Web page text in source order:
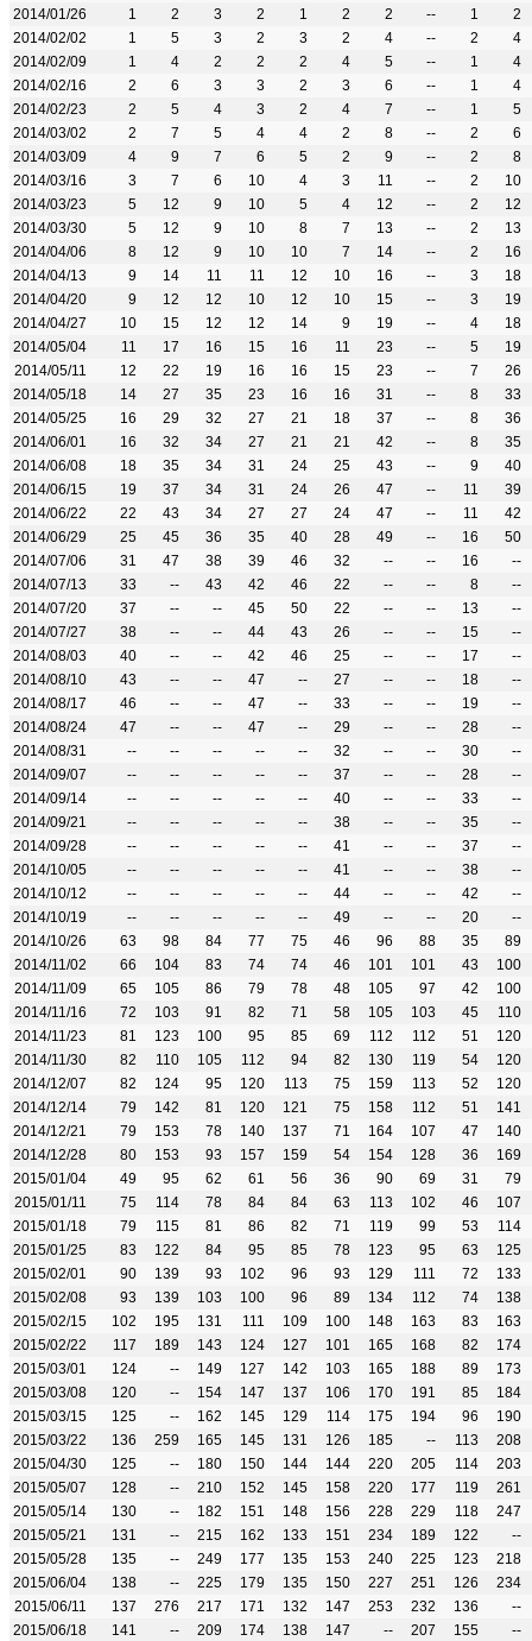
2014/01/26
1 2 3 2 1 2 2 -- 1
2
2014/02/02
1 5 3 2 3 2 4 -- 2
4
2014/02/09
1 4 2 2 2 4 5 -- 1
4
2014/02/16
2 6 3 3 2 3 6 -- 1
4
2014/02/23
2 5 4 3 2 4 7 -- 1
5
2014/03/02
2 7 5 4 4 2 8 -- 2
6
2014/03/09
4 9 7 6 5 2 9 -- 2
8
2014/03/16
3 7 6 10 4 3 11 -- 2
10
2014/03/23
5 12 9 10 5 4 12 -- 2
12
2014/03/30
5 12 9 10 8 7 13 -- 2
13
2014/04/06
8 12 9 10 10 7 14 -- 2
16
2014/04/13
9 14 11 11 12 10 16 -- 3
18
2014/04/20
9 12 12 10 12 10 15 -- 3
19
2014/04/27
10 15 12 12 14 9 19 -- 4
18
2014/05/04
11 17 16 15 16 11 23 -- 5
19
2014/05/11
12 22 19 16 16 15 23 -- 7
26
2014/05/18
14 27 35 23 16 16 31 -- 8
33
2014/05/25
16 29 32 27 21 18 37 -- 8
36
2014/06/01
16 32 34 27 21 21 42 -- 8
35
2014/06/08
18 35 34 31 24 25 43 -- 9
40
2014/06/15
19 37 34 31 24 26 47 -- 11
39
2014/06/22
22 43 34 27 27 24 47 -- 11
42
2014/06/29
25 45 36 35 40 28 49 -- 16
50
2014/07/06
31 47 38 39 46 32 -- -- 16
--
2014/07/13
33 -- 43 42 46 22 -- -- 8
--
2014/07/20
37 -- -- 45 50 22 -- -- 13
--
2014/07/27
38 -- -- 44 43 26 -- -- 15
--
2014/08/03
40 -- -- 42 46 25 -- -- 17
--
2014/08/10
43 -- -- 47 -- 27 -- -- 18
--
2014/08/17
46 -- -- 47 -- 33 -- -- 19
--
2014/08/24
47 -- -- 47 -- 29 -- -- 28
--
2014/08/31
-- -- -- -- -- 32 -- -- 30
--
2014/09/07
-- -- -- -- -- 37 -- -- 28
--
2014/09/14
-- -- -- -- -- 40 -- -- 33
--
2014/09/21
-- -- -- -- -- 38 -- -- 35
--
2014/09/28
-- -- -- -- -- 41 -- -- 37
--
2014/10/05
-- -- -- -- -- 41 -- -- 38
--
2014/10/12
-- -- -- -- -- 44 -- -- 42
--
2014/10/19
-- -- -- -- -- 49 -- -- 20
--
2014/10/26
63 98 84 77 75 46 96 88 35
89
2014/11/02
66 104 83 74 74 46 101 101 43
100
2014/11/09
65 105 86 79 78 48 105 97 42
100
2014/11/16
72 103 91 82 71 58 105 103 45
110
2014/11/23
81 123 100 95 85 69 112 112 51
120
2014/11/30
82 110 105 112 94 82 130 119 54
120
2014/12/07
82 124 95 120 113 75 159 113 52
120
2014/12/14
79 142 81 120 121 75 158 112 51
141
2014/12/21
79 153 78 140 137 71 164 107 47
140
2014/12/28
80 153 93 157 159 54 154 128 36
169
2015/01/04
49 95 62 61 56 36 90 69 31
79
2015/01/11
75 114 78 84 84 63 113 102 46
107
2015/01/18
79 115 81 86 82 71 119 99 53
114
2015/01/25
83 122 84 95 85 78 123 95 63
125
2015/02/01
90 139 93 102 96 93 129 111 72
133
2015/02/08
93 139 103 100 96 89 134 112 74
138
2015/02/15
102 195 131 111 109 100 148 163 83
163
2015/02/22
117 189 143 124 127 101 165 168 82
174
2015/03/01
124 -- 149 127 142 103 165 188 89
173
2015/03/08
120 -- 154 147 137 106 170 191 85
184
2015/03/15
125 -- 162 145 129 114 175 194 96
190
2015/03/22
136 259 165 145 131 126 185 -- 113
208
2015/04/30
125 -- 180 150 144 144 220 205 114
203
2015/05/07
128 -- 210 152 145 158 220 177 119
261
2015/05/14
130 -- 182 151 148 156 228 229 118
247
2015/05/21
131 -- 215 162 133 151 234 189 122
--
2015/05/28
135 -- 249 177 135 153 240 225 123
218
2015/06/04
138 -- 225 179 135 150 227 251 126
234
2015/06/11
137 276 217 171 132 147 253 232 136
--
2015/06/18
141 -- 209 174 138 147 -- 207 155
--